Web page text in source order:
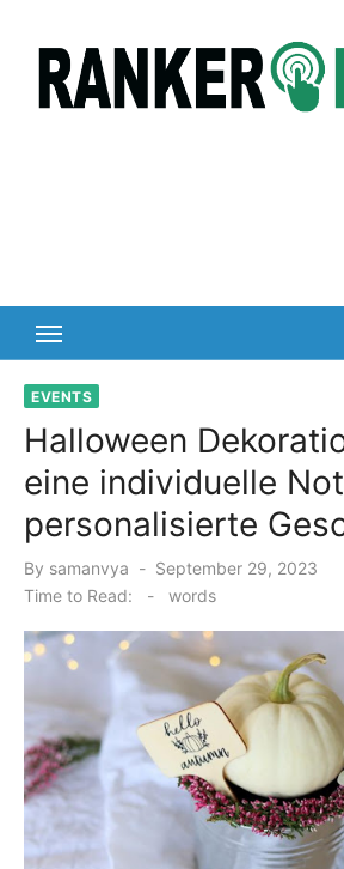
content
EVENTS
Halloween
eine individuelle
personalisierte
By samanvya
Posted
on
September 29, 2023
Time to Read:
- words